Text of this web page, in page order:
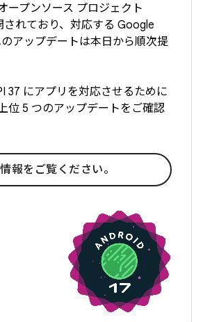
ープンソース プロジェクト
されており、対応する Google
アップデートは本日から順次提
37 にアプリを対応させるために
位 5 つのアップデートをご確認
報をご覧ください。